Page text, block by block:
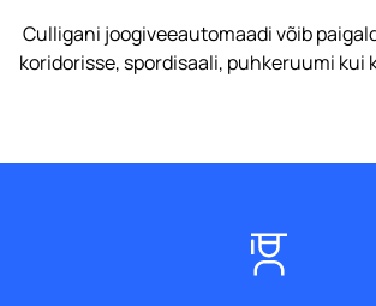
Culligani joogiveeautomaadi võib
koridorisse, spordisaali, puhkeruumi kui